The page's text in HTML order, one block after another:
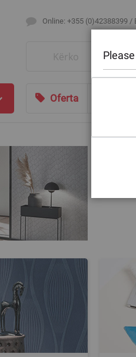
Online: +355 (0)42388399 /
Oferta Bli
të